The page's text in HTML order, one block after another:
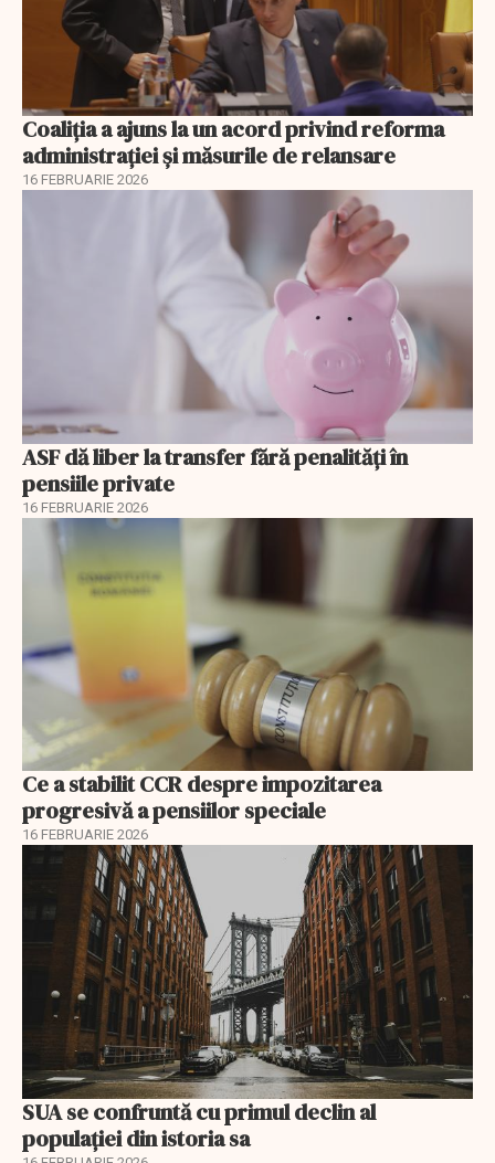
Coaliția a ajuns la un acord privind reforma
administrației și măsurile de relansare
16 FEBRUARIE 2026
ASF dă liber la transfer fără penalități în
pensiile private
16 FEBRUARIE 2026
Ce a stabilit CCR despre impozitarea
progresivă a pensiilor speciale
16 FEBRUARIE 2026
SUA se confruntă cu primul declin al
populației din istoria sa